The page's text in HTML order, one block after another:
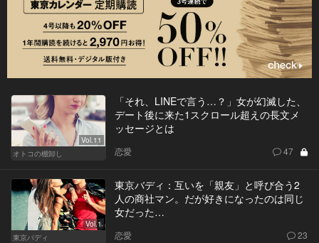
Vol.11
オトコの棚卸し
「それ、LINEで言う…？」女が幻滅した、
デート後に来た1スクロール超えの長文メ
ッセージとは
恋愛 47
Vol.1
東京バディ
東京バディ：互いを「親友」と呼び合う2
人の商社マン。だが好きになったのは同じ
女だった…
恋愛 23